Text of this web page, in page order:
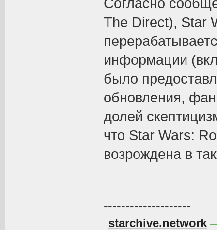
Согласно
The Direct), Star
информации
было
обновления,
долей
что Star Wars:
возрождена в
--------------------
starchive.network